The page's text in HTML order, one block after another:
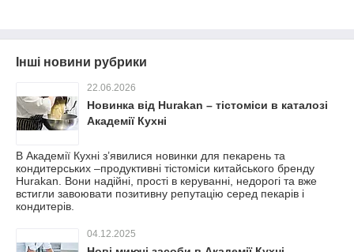
Інші новини рубрики
22.06.2026
Новинка від Hurakan – тістоміси в каталозі
Академії Кухні
В Академії Кухні з’явилися новинки для пекарень та
кондитерських –продуктивні тістоміси китайського бренду
Hurakan. Вони надійні, прості в керуванні, недорогі та вже
встигли завоювати позитивну репутацію серед пекарів і
кондитерів.
04.12.2025